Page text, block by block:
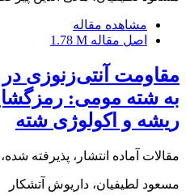
مشاهده مقاله
اصل مقاله 1.78 M
مقاومت آنتی‌زنوزی
به شته مومی:
ریشه و اکولوژی شته
مقالات آماده انتشار، پذیرفته شده،
مسعود لطیفیان، داریوش آتشکار